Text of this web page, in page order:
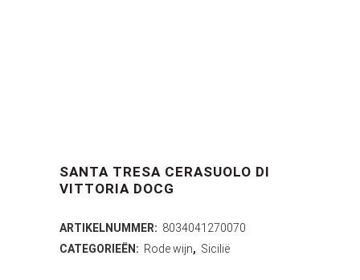
SANTA TRESA CERASUOLO DI
VITTORIA DOCG
ARTIKELNUMMER: 8034041270070
CATEGORIEËN: Rode wijn, Sicilië